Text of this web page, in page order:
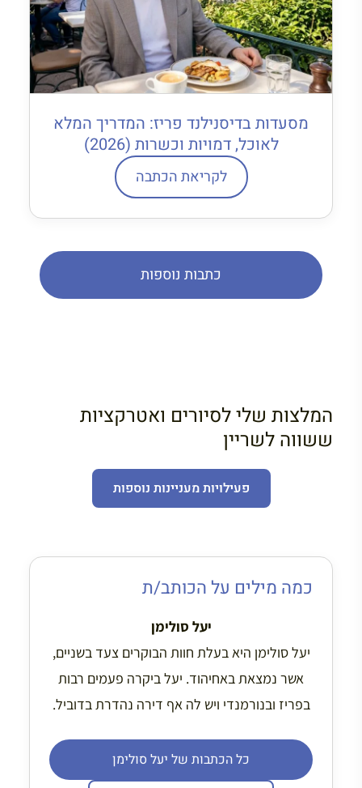
מסעדות בדיסנילנד פריז: המדריך המלא
לאוכל, דמויות וכשרות (2026)
לקריאת הכתבה
כתבות נוספות
המלצות שלי לסיורים ואטרקציות
ששווה לשריין
פעילויות מעניינות נוספות
כמה מילים על הכותב/ת
יעל סולימן
יעל סולימן היא בעלת חוות הבוקרים צעד בשניים,
אשר נמצאת באחיהוד. יעל ביקרה פעמים רבות
בפריז ובנורמנדי ויש לה אף דירה נהדרת בדוביל.
כל הכתבות של יעל סולימן